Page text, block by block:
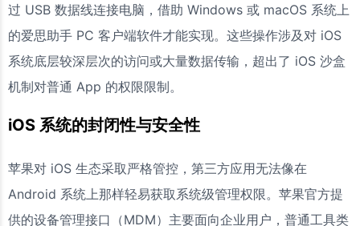
过 USB 数据线连接电脑，借助 Windows 或 macOS 系统上
的爱思助手 PC 客户端软件才能实现。这些操作涉及对 iOS
系统底层较深层次的访问或大量数据传输，超出了 iOS 沙盒
机制对普通 App 的权限限制。
iOS 系统的封闭性与安全性
苹果对 iOS 生态采取严格管控，第三方应用无法像在
Android 系统上那样轻易获取系统级管理权限。苹果官方提
供的设备管理接口（MDM）主要面向企业用户，普通工具类